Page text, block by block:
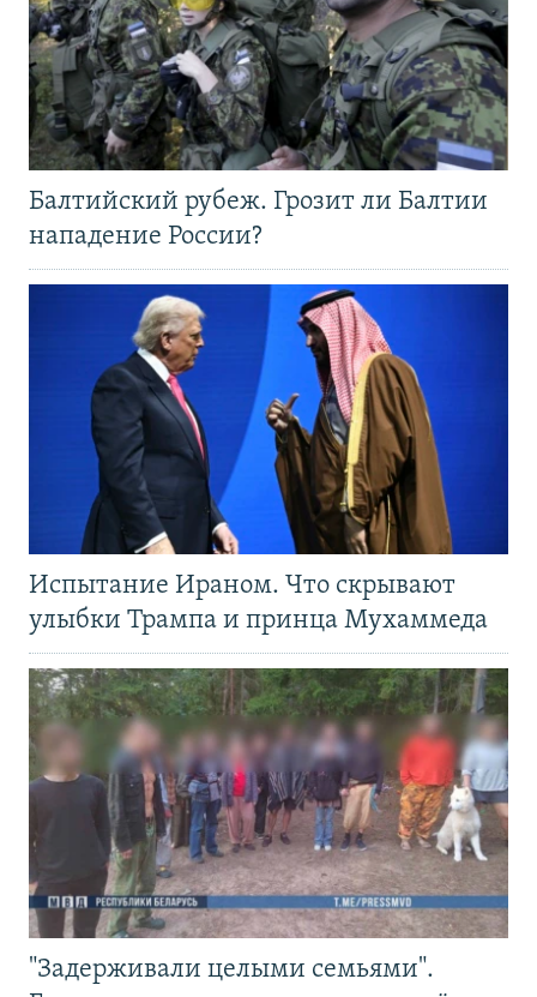
Балтийский рубеж. Грозит ли Балтии
нападение России?
Испытание Ираном. Что скрывают
улыбки Трампа и принца Мухаммеда
"Задерживали целыми семьями".